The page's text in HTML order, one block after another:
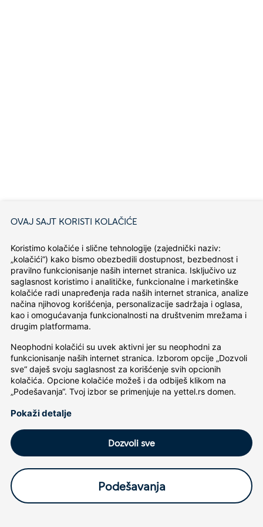
OVAJ SAJT KORISTI KOLAČIĆE
Koristimo kolačiće i slične tehnologije (zajednički naziv:
„kolačići“) kako bismo obezbedili dostupnost, bezbednost i
pravilno funkcionisanje naših internet stranica. Isključivo uz
saglasnost koristimo i analitičke, funkcionalne i marketinške
kolačiće radi unapređenja rada naših internet stranica, analize
načina njihovog korišćenja, personalizacije sadržaja i oglasa,
kao i omogućavanja funkcionalnosti na društvenim mrežama i
drugim platformama.
Neophodni kolačići su uvek aktivni jer su neophodni za
funkcionisanje naših internet stranica. Izborom opcije „Dozvoli
sve“ daješ svoju saglasnost za korišćenje svih opcionih
kolačića. Opcione kolačiće možeš i da odbiješ klikom na
„Podešavanja“. Tvoj izbor se primenjuje na yettel.rs domen.
Pokaži detalje
Dozvoli sve
Podešavanja